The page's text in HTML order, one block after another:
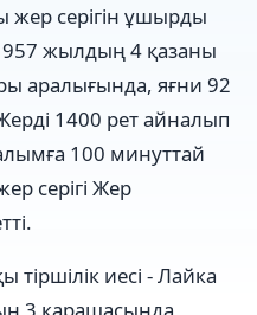
жер серігін ұшырды
жылдың 4 қазаны
аралығында, яғни 92
1400 рет айналып
100 минуттай
серігі Жер
иесі - Лайка
3 қарашасында